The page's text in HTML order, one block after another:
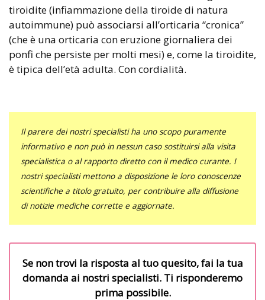
tiroidite (infiammazione della tiroide di natura
autoimmune) può associarsi all’orticaria “cronica”
(che è una orticaria con eruzione giornaliera dei
ponfi che persiste per molti mesi) e, come la tiroidite,
è tipica dell’età adulta. Con cordialità.
Il parere dei nostri specialisti ha uno scopo puramente
informativo e non può in nessun caso sostituirsi alla visita
specialistica o al rapporto diretto con il medico curante. I
nostri specialisti mettono a disposizione le loro conoscenze
scientifiche a titolo gratuito, per contribuire alla diffusione
di notizie mediche corrette e aggiornate.
Se non trovi la risposta al tuo quesito, fai la tua
domanda ai nostri specialisti. Ti risponderemo
prima possibile.